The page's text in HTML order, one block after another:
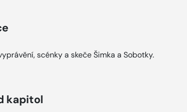
scénky a skeče Šimka a Sobotky.
kapitol